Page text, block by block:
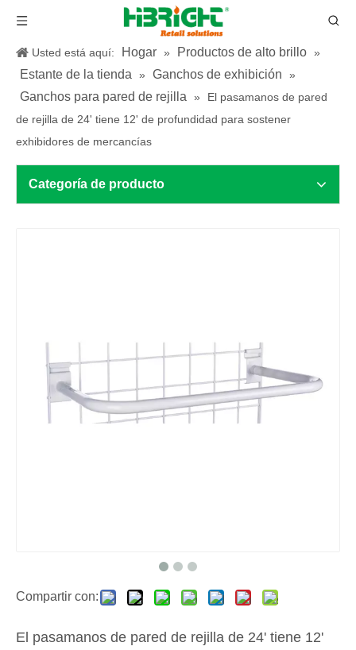
Usted está aquí: Hogar » Productos de alto brillo »
Estante de la tienda » Ganchos de exhibición »
Ganchos para pared de rejilla »
El pasamanos de pared
de rejilla de 24' tiene 12' de profundidad para sostener
exhibidores de mercancías
Categoría de producto
Compartir con:
El pasamanos de pared de rejilla de 24' tiene 12'